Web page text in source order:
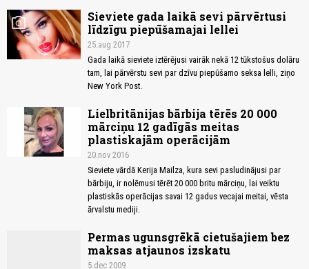
photo_camera
Sieviete gada laikā sevi pārvērtusi
līdzīgu piepūšamajai lellei
25.aug 2017
Gada laikā sieviete iztērējusi vairāk nekā 12 tūkstošus dolāru
tam, lai pārvērstu sevi par dzīvu piepūšamo seksa lelli, ziņo
New York Post.
Lielbritānijas bārbija tērēs 20 000
mārciņu 12 gadīgās meitas
plastiskajām operācijām
20.nov 2016
Sieviete vārdā Kerija Mailza, kura sevi pasludinājusi par
bārbiju, ir nolēmusi tērēt 20 000 britu mārciņu, lai veiktu
plastiskās operācijas savai 12 gadus vecajai meitai, vēsta
ārvalstu mediji.
Permas ugunsgrēkā cietušajiem bez
maksas atjaunos izskatu
5.dec 2009